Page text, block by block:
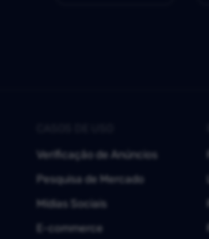
Verificação de Anúncios
Pesquisa de Mercado
Mídias Sociais
E-commerce